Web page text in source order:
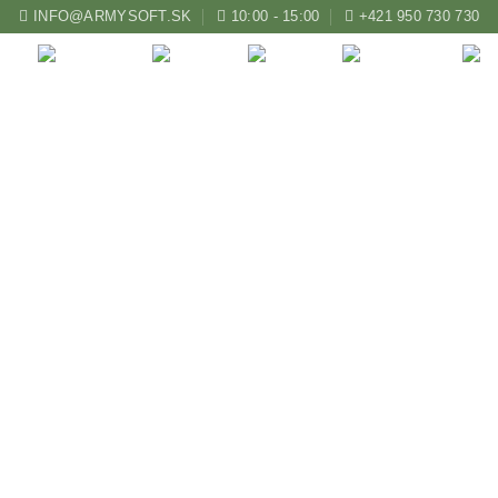
INFO@ARMYSOFT.SK 10:00 - 15:00 +421 950 730 730